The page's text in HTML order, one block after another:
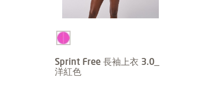
Sprint Free 長袖上衣 3.0_
洋紅色